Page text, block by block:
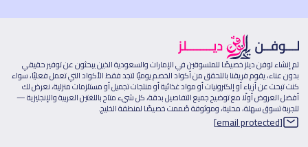
تم إنشاء لوفن ديلز خصيصًا للمتسوقين في الإمارات والسعودية الذين يبحثون عن توفير حقيقي
بدون عناء، يقوم فريقنا بالتحقق من أكواد الخصم يوميًا لتجد فقط الأكواد التي تعمل فعليًا، سواء
كنت تبحث عن أزياء أو إلكترونيات أو مواد غذائية أو منتجات تجميل أو مستلزمات منزلية، نعرض لك
أفضل العروض أولًا مع توضيح جميع التفاصيل بدقة، كل شيء متاح باللغتين العربية والإنجليزية —
لتجربة تسوق سهلة، محلية، وموثوقة صُممت خصيصًا لمنطقة الخليج.
[email protected]